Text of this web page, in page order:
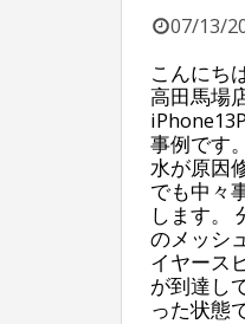
07/13/
こんにち
高田馬場
事例です
水が原因
でも中々
します。
のメッシ
イヤース
が到達し
った状態